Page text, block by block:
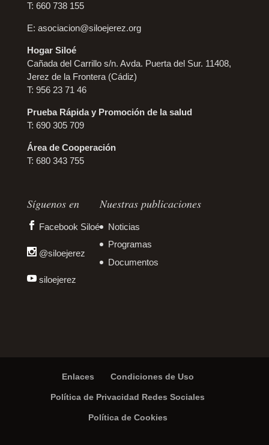
T: 660 738 155
E: asociacion@siloejerez.org
Hogar Siloé
Cañada del Carrillo s/n. Avda. Puerta del Sur. 11408,
Jerez de la Frontera (Cádiz)
T: 956 23 71 46
Prueba Rápida y Promoción de la salud
T: 690 305 709
Área de Cooperación
T: 680 343 755
Síguenos en
Facebook Siloé
@siloejerez
siloejerez
Nuestras publicaciones
Noticias
Programas
Documentos
Enlaces Condiciones de Uso
Política de Privacidad Redes Sociales
Política de Cookies